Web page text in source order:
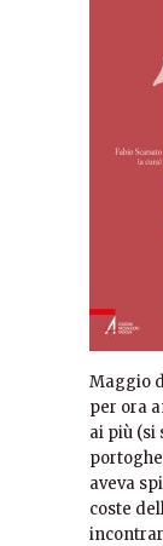
Maggio
per ora
ai più (si
aveva
coste